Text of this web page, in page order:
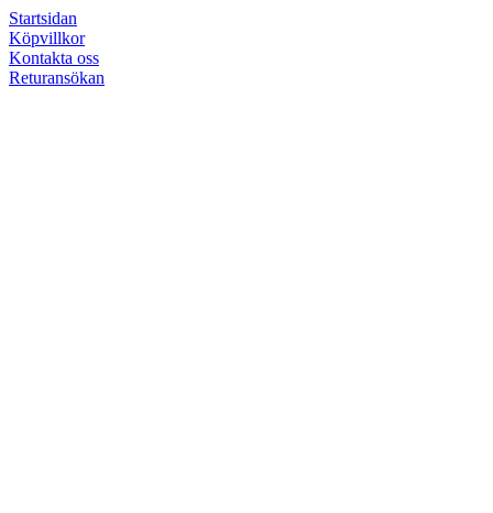
Startsidan
Köpvillkor
Kontakta oss
Returansökan